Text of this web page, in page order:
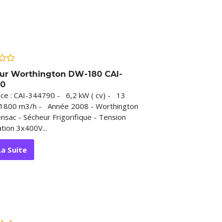
Worthington DW-180 CAI-
: CAI-344790 - 6,2 kW ( cv) - 13
m3/h - Année 2008 - Worthington
- Sécheur Frigorifique - Tension
3x400V...
Suite